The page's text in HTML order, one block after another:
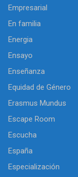
Empresarial
En familia
Energia
Ensayo
Enseñanza
Equidad de Género
Erasmus Mundus
Escape Room
Escucha
España
Especialización